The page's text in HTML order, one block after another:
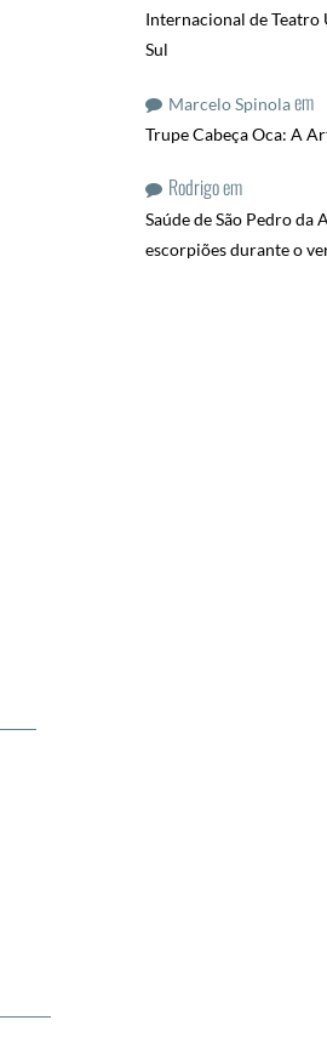
Internacional de Teatro
Sul
Marcelo Spinolaem
Trupe Cabeça Oca: A
Rodrigoem
Saúde de São Pedro da
escorpiões durante o